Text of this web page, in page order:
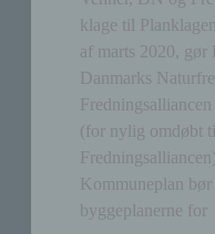
klage til
af marts 2020, gør
Danmarks
(for nylig omdøbt
Kommuneplan
byggeplanerne for